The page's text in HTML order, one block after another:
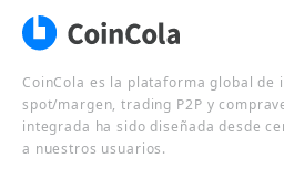
CoinCola es la plataforma global
spot/margen, trading P2P y
integrada ha sido diseñada desde
a nuestros usuarios.